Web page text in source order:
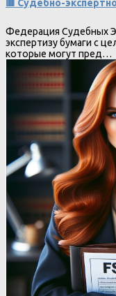
🟥 Судебно-
Федерация Судебных
экспертизу бумаги с
которые могут пред…